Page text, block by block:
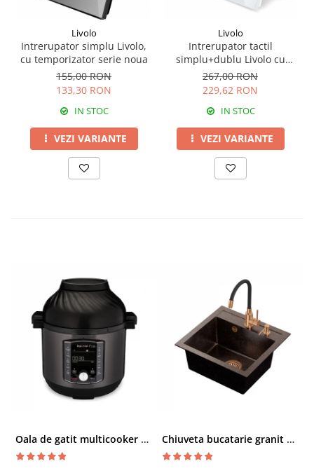
Livolo
Intrerupator simplu Livolo,
cu temporizator serie noua
155,00 RON
133,30 RON
IN STOC
VEZI VARIANTE
Livolo
Intrerupator tactil
simplu+dublu Livolo cu
panou din sticla
termorezistenta
267,00 RON
229,62 RON
IN STOC
VEZI VARIANTE
Oala de gatit multicooker 11 functii Instant Pot Pro Crisp 8 + Air Fryer 7.6 lt Chiuveta bucatarie granit cu finisaj negru perlat/cupru Steingran Art Copper cu dozator si baterie Quadron